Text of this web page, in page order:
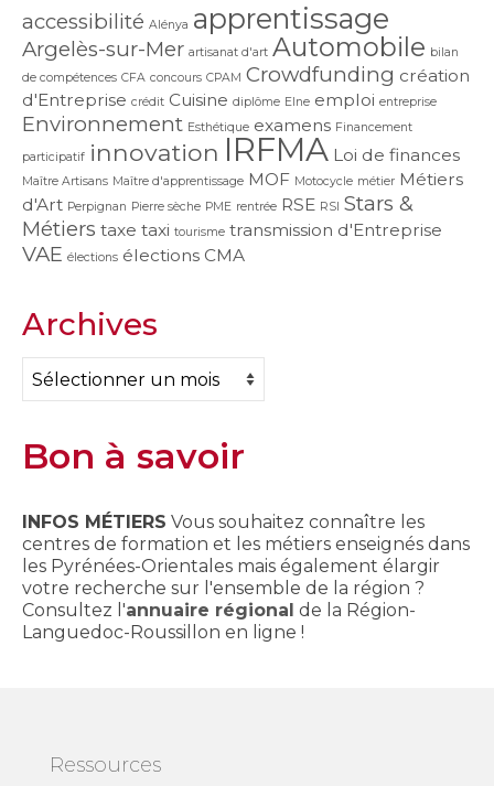
accessibilité Alénya apprentissage
Argelès-sur-Mer artisanat d'art Automobile bilan
de compétences CFA concours CPAM Crowdfunding création
d'Entreprise crédit Cuisine diplôme Elne emploi entreprise
Environnement Esthétique examens Financement
participatif innovation IRFMA Loi de finances
Maître Artisans Maître d'apprentissage MOF Motocycle métier Métiers
d'Art Perpignan Pierre sèche PME rentrée RSE RSI Stars &
Métiers taxe taxi tourisme transmission d'Entreprise
VAE élections élections CMA
Archives
Archives
Bon à savoir
INFOS MÉTIERS Vous souhaitez connaître les
centres de formation et les métiers enseignés dans
les Pyrénées-Orientales mais également élargir
votre recherche sur l'ensemble de la région ?
Consultez l'annuaire régional de la Région-
Languedoc-Roussillon en ligne !
Ressources